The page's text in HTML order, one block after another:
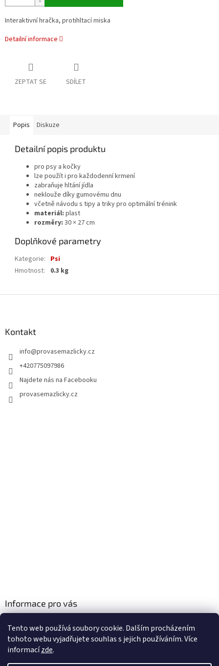
Tento web používá soubory cookie. Dalším procházením
tohoto webu vyjadřujete souhlas s jejich používáním. Více
informacízde.
Interaktivní hračka, protihltací miska
Detailní informace
ZEPTAT SE SDÍLET
Popis Diskuze
Detailní popis produktu
pro psy a kočky
lze použít i pro každodenní krmení
zabraňuje hltání jídla
neklouže díky gumovému dnu
včetně návodu s tipy a triky pro optimální trénink
materiál: plast
rozměry: 30 × 27 cm
Doplňkové parametry
Kategorie: Psi
Hmotnost: 0.3 kg
Kontakt
info@provasemazlicky.cz
+420775097986
Najdete nás na Facebooku
provasemazlicky.cz
Informace pro vás
Podmínky ochrany osobních údajů